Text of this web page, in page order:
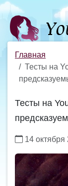
Главная
Тесты на
Тесты на
14 октября